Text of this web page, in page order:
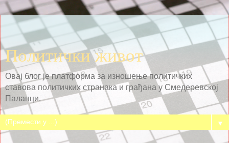
Политички живот
Овај блог је платформа за изношење политичких
ставова политичких странака и грађана у Смедеревској
Паланци.
▼